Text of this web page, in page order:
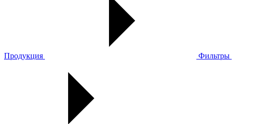
Продукция Фильтры